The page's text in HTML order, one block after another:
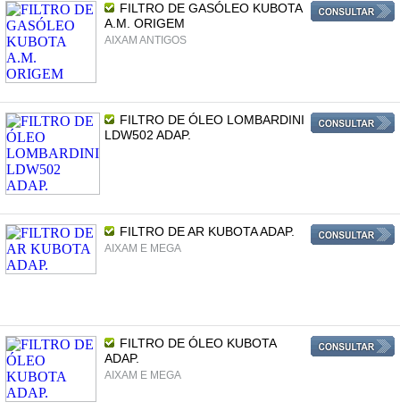
FILTRO DE GASÓLEO KUBOTA
A.M. ORIGEM
AIXAM ANTIGOS
FILTRO DE ÓLEO LOMBARDINI
LDW502 ADAP.
FILTRO DE AR KUBOTA ADAP.
AIXAM E MEGA
FILTRO DE ÓLEO KUBOTA
ADAP.
AIXAM E MEGA